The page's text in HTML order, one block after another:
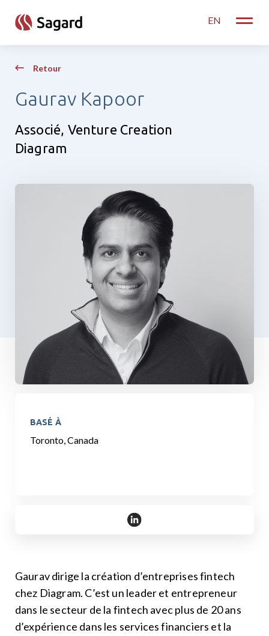
EN
Toggle
Retour
Gaurav Kapoor
Associé, Venture Creation
Diagram
BASÉ À
Toronto, Canada
https://linkedin.com/in/gaurav-
Gaurav dirige la création d’entreprises fintech
chez Diagram. C’est un leader et entrepreneur
dans le secteur de la fintech avec plus de 20 ans
d’expérience dans les services financiers et la